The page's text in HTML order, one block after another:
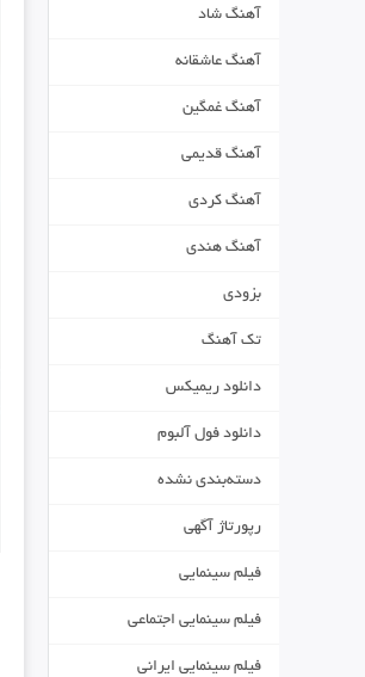
آهنگ شاد
آهنگ عاشقانه
آهنگ غمگین
آهنگ قدیمی
آهنگ کردی
آهنگ هندی
بزودی
تک آهنگ
دانلود ریمیکس
دانلود فول آلبوم
دسته‌بندی نشده
رپورتاژ آگهی
فیلم سینمایی
فیلم سینمایی اجتماعی
فیلم سینمایی ایرانی